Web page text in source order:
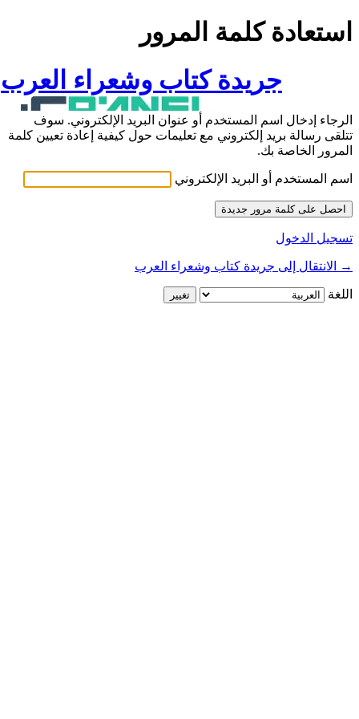
استعادة كلمة المرور
جريدة كتاب وشعراء العرب
الرجاء إدخال اسم المستخدم أو عنوان البريد الإلكتروني. سوف
تتلقى رسالة بريد إلكتروني مع تعليمات حول كيفية إعادة تعيين كلمة
المرور الخاصة بك.
اسم المستخدم أو البريد الإلكتروني
تسجيل الدخول
→ الانتقال إلى جريدة كتاب وشعراء العرب
اللغة